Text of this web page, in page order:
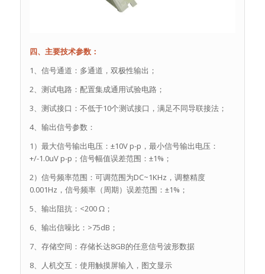
四、主要技术参数：
1、信号通道：多通道，双极性输出；
2、测试电路：配置集成通用试验电路；
3、测试接口：不低于10个测试接口，满足不同导联接法；
4、输出信号参数：
1）最大信号输出电压：±10V p-p，最小信号输出电压：
+/-1.0uV p-p；信号幅值误差范围：±1%；
2）信号频率范围：可调范围为DC~1KHz，调整精度
0.001Hz，信号频率（周期）误差范围：±1%；
5、输出阻抗：<200 Ω；
6、输出信噪比：>75dB；
7、存储空间：存储长达8GB的任意信号波形数据
8、人机交互：使用触摸屏输入，图文显示